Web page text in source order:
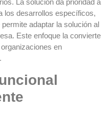
La solución da prioridad a
los desarrollos específicos,
adaptar la solución al
Este enfoque la convierte
en